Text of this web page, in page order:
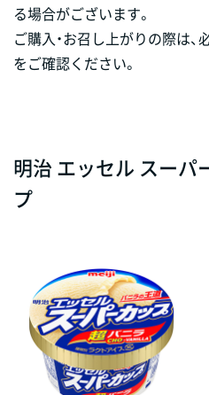
る場合がございます。
ご購入・お召し上がりの際は
をご確認ください。
明治 エッセル スーパ
プ